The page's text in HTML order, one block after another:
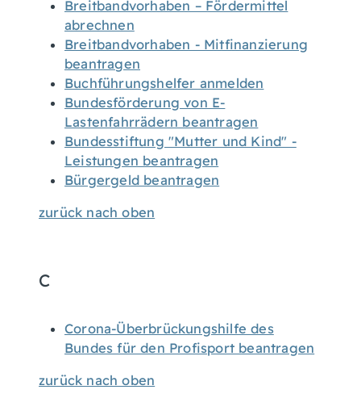
Breitbandvorhaben – Fördermittel
abrechnen
Breitbandvorhaben - Mitfinanzierung
beantragen
Buchführungshelfer anmelden
Bundesförderung von E-
Lastenfahrrädern beantragen
Bundesstiftung "Mutter und Kind" -
Leistungen beantragen
Bürgergeld beantragen
zurück nach oben
C
Corona-Überbrückungshilfe des
Bundes für den Profisport beantragen
zurück nach oben